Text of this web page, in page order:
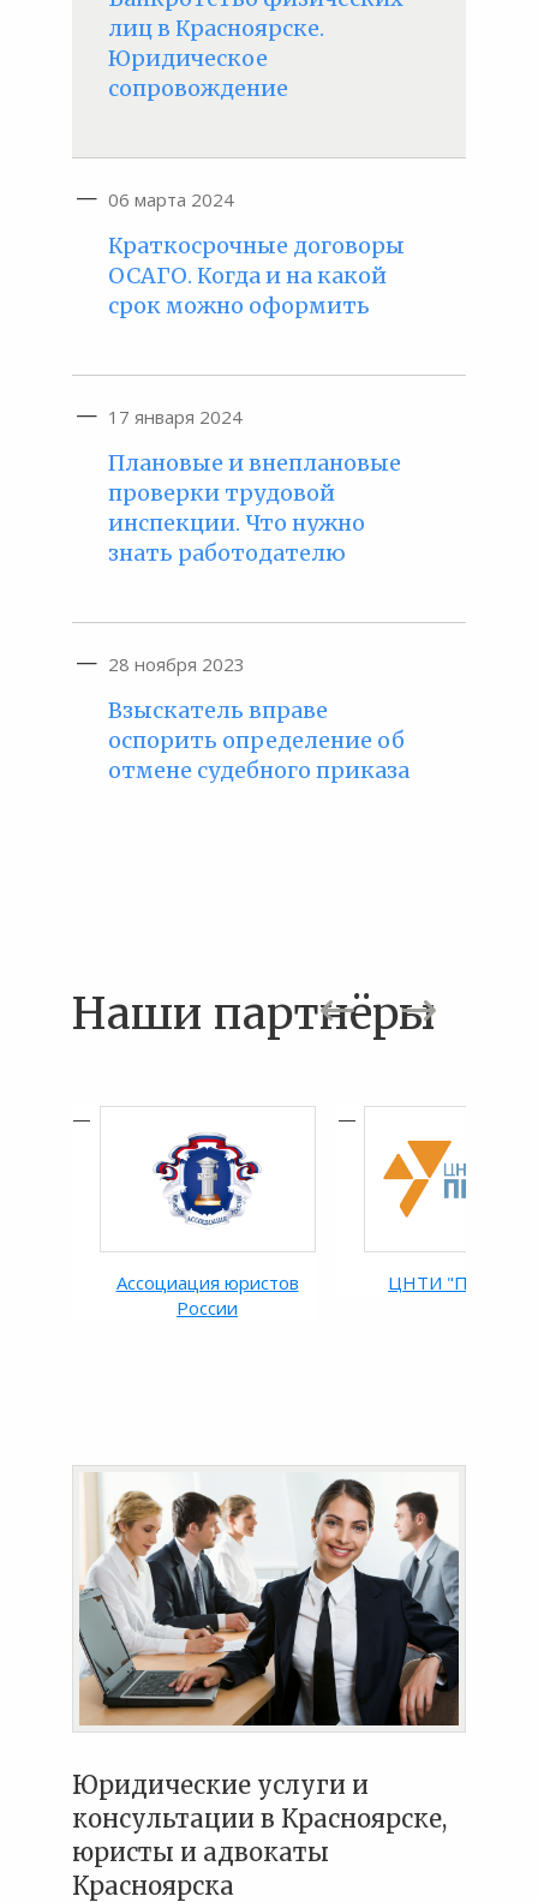
лиц в Красноярске.
Юридическое
сопровождение
06 марта 2024
Краткосрочные договоры
ОСАГО. Когда и на какой
срок можно оформить
17 января 2024
Плановые и внеплановые
проверки трудовой
инспекции. Что нужно
знать работодателю
28 ноября 2023
Взыскатель вправе
оспорить определение об
отмене судебного приказа
Наши партнёры
Ассоциация юристов
России
ЦНТИ
Юридические услуги и
консультации в Красноярске,
юристы и адвокаты
Красноярска